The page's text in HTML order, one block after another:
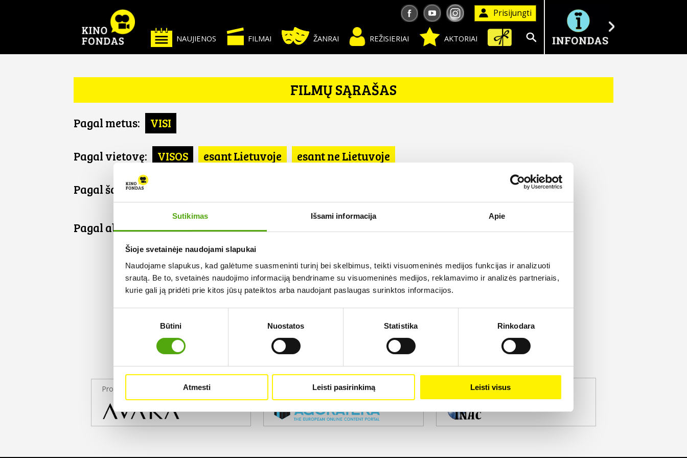
Sutikimas Išsami informacija Apie
Šioje svetainėje naudojami slapukai
Naudojame slapukus, kad galėtume suasmeninti turinį bei skelbimus, teikti visuomeninės medijos funkcijas ir analizuoti
srautą. Be to, svetainės naudojimo informaciją bendriname su visuomeninės medijos, reklamavimo ir analizės partneriais,
kurie gali ją pridėti prie kitos jūsų pateiktos arba naudojant paslaugas surinktos informacijos.
Būtini Nuostatos Statistika Rinkodara
Atmesti Leisti pasirinkimą Leisti visus
Prisijungti
AKTORIAI
REŽISIERIAI
ŽANRAI
FILMAI
NAUJIENOS
Ieškoti
FILMŲ SĄRAŠAS
Pagal metus: VISI
Pagal vietovę: VISOS esant Lietuvoje esant ne Lietuvoje
Pagal šalį: VISOS
Pagal abėcėlę:
Projekto partneris Projekto partneris Projekto partneris